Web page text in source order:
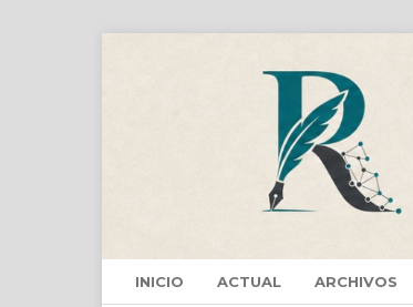
INICIO ACTUAL ARCHIVOS